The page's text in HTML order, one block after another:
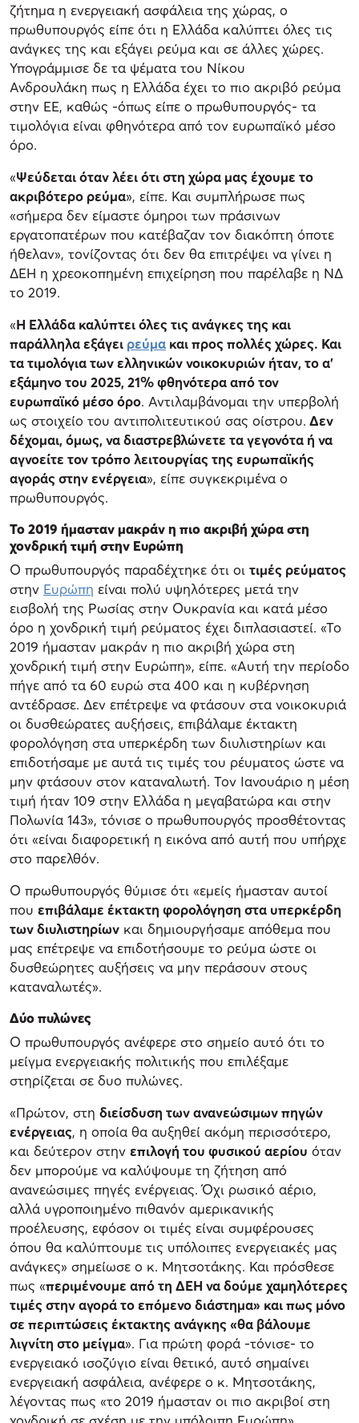
ζήτημα η ενεργειακή ασφάλεια της χώρας, ο
πρωθυπουργός είπε ότι η Ελλάδα καλύπτει όλες τις
ανάγκες της και εξάγει ρεύμα και σε άλλες χώρες.
Υπογράμμισε δε τα ψέματα του Νίκου
Ανδρουλάκη πως η Ελλάδα έχει το πιο ακριβό ρεύμα
στην ΕΕ, καθώς -όπως είπε ο πρωθυπουργός- τα
τιμολόγια είναι φθηνότερα από τον ευρωπαϊκό μέσο
όρο.
«Ψεύδεται όταν λέει ότι στη χώρα μας έχουμε το
ακριβότερο ρεύμα», είπε. Και συμπλήρωσε πως
«σήμερα δεν είμαστε όμηροι των πράσινων
εργατοπατέρων που κατέβαζαν τον διακόπτη όποτε
ήθελαν», τονίζοντας ότι δεν θα επιτρέψει να γίνει η
ΔΕΗ η χρεοκοπημένη επιχείρηση που παρέλαβε η ΝΔ
το 2019.
«Η Ελλάδα καλύπτει όλες τις ανάγκες της και
παράλληλα εξάγει ρεύμα και προς πολλές χώρες. Και
τα τιμολόγια των ελληνικών νοικοκυριών ήταν, το α’
εξάμηνο του 2025, 21% φθηνότερα από τον
ευρωπαϊκό μέσο όρο. Αντιλαμβάνομαι την υπερβολή
ως στοιχείο του αντιπολιτευτικού σας οίστρου. Δεν
δέχομαι, όμως, να διαστρεβλώνετε τα γεγονότα ή να
αγνοείτε τον τρόπο λειτουργίας της ευρωπαϊκής
αγοράς στην ενέργεια», είπε συγκεκριμένα ο
πρωθυπουργός.
Το 2019 ήμασταν μακράν η πιο ακριβή χώρα στη
χονδρική τιμή στην Ευρώπη
Ο πρωθυπουργός παραδέχτηκε ότι οι τιμές ρεύματος
στην Ευρώπη είναι πολύ υψηλότερες μετά την
εισβολή της Ρωσίας στην Ουκρανία και κατά μέσο
όρο η χονδρική τιμή ρεύματος έχει διπλασιαστεί. «Το
2019 ήμασταν μακράν η πιο ακριβή χώρα στη
χονδρική τιμή στην Ευρώπη», είπε. «Αυτή την περίοδο
πήγε από τα 60 ευρώ στα 400 και η κυβέρνηση
αντέδρασε. Δεν επέτρεψε να φτάσουν στα νοικοκυριά
οι δυσθεώρατες αυξήσεις, επιβάλαμε έκτακτη
φορολόγηση στα υπερκέρδη των διυλιστηρίων και
επιδοτήσαμε με αυτά τις τιμές του ρέυματος ώστε να
μην φτάσουν στον καταναλωτή. Τον Ιανουάριο η μέση
τιμή ήταν 109 στην Ελλάδα η μεγαβατώρα και στην
Πολωνία 143», τόνισε ο πρωθυπουργός προσθέτοντας
ότι «είναι διαφορετική η εικόνα από αυτή που υπήρχε
στο παρελθόν.
Ο πρωθυπουργός θύμισε ότι «εμείς ήμασταν αυτοί
που επιβάλαμε έκτακτη φορολόγηση στα υπερκέρδη
των διυλιστηρίων και δημιουργήσαμε απόθεμα που
μας επέτρεψε να επιδοτήσουμε το ρεύμα ώστε οι
δυσθεώρητες αυξήσεις να μην περάσουν στους
καταναλωτές».
Δύο πυλώνες
Ο πρωθυπουργός ανέφερε στο σημείο αυτό ότι το
μείγμα ενεργειακής πολιτικής που επιλέξαμε
στηρίζεται σε δυο πυλώνες.
«Πρώτον, στη διείσδυση των ανανεώσιμων πηγών
ενέργειας, η οποία θα αυξηθεί ακόμη περισσότερο,
και δεύτερον στην επιλογή του φυσικού αερίου όταν
δεν μπορούμε να καλύψουμε τη ζήτηση από
ανανεώσιμες πηγές ενέργειας. Όχι ρωσικό αέριο,
αλλά υγροποιημένο πιθανόν αμερικανικής
προέλευσης, εφόσον οι τιμές είναι συμφέρουσες
όπου θα καλύπτουμε τις υπόλοιπες ενεργειακές μας
ανάγκες» σημείωσε ο κ. Μητσοτάκης. Και πρόσθεσε
πως «περιμένουμε από τη ΔΕΗ να δούμε χαμηλότερες
τιμές στην αγορά το επόμενο διάστημα» και πως μόνο
σε περιπτώσεις έκτακτης ανάγκης «θα βάλουμε
λιγνίτη στο μείγμα». Για πρώτη φορά -τόνισε- το
ενεργειακό ισοζύγιο είναι θετικό, αυτό σημαίνει
ενεργειακή ασφάλεια, ανέφερε ο κ. Μητσοτάκης,
λέγοντας πως «το 2019 ήμασταν οι πιο ακριβοί στη